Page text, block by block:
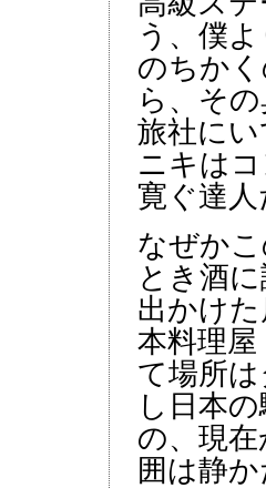
う、僕
のちか
ら、そ
旅社に
ニキは
寛ぐ達
なぜか
とき酒
出かけ
本料理
て場所
し日本
の、現
囲は静